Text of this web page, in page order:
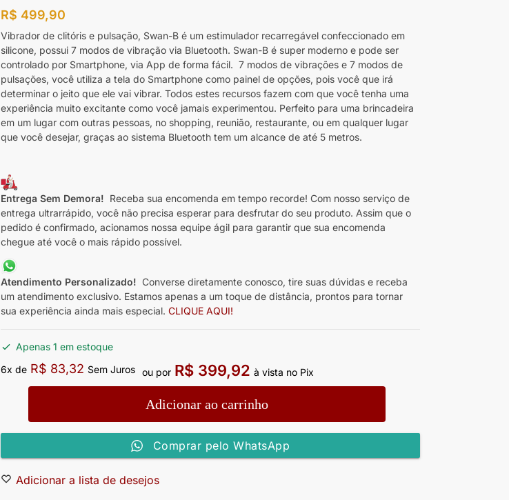
R$ 499,90
Vibrador de clitóris e pulsação, Swan-B é um estimulador recarregável confeccionado em
silicone, possui 7 modos de vibração via Bluetooth. Swan-B é super moderno e pode ser
controlado por Smartphone, via App de forma fácil. 7 modos de vibrações e 7 modos de
pulsações, você utiliza a tela do Smartphone como painel de opções, pois você que irá
determinar o jeito que ele vai vibrar. Todos estes recursos fazem com que você tenha uma
experiência muito excitante como você jamais experimentou. Perfeito para uma brincadeira
em um lugar com outras pessoas, no shopping, reunião, restaurante, ou em qualquer lugar
que você desejar, graças ao sistema Bluetooth tem um alcance de até 5 metros.
Entrega Sem Demora! Receba sua encomenda em tempo recorde! Com nosso serviço de
entrega ultrarrápido, você não precisa esperar para desfrutar do seu produto. Assim que o
pedido é confirmado, acionamos nossa equipe ágil para garantir que sua encomenda
chegue até você o mais rápido possível.
Atendimento Personalizado! Converse diretamente conosco, tire suas dúvidas e receba
um atendimento exclusivo. Estamos apenas a um toque de distância, prontos para tornar
sua experiência ainda mais especial. CLIQUE AQUI!
Apenas 1 em estoque
6x de R$ 83,32 Sem Juros ou por R$399,92 à vista no Pix
Adicionar ao carrinho
Comprar pelo WhatsApp
Adicionar a lista de desejos